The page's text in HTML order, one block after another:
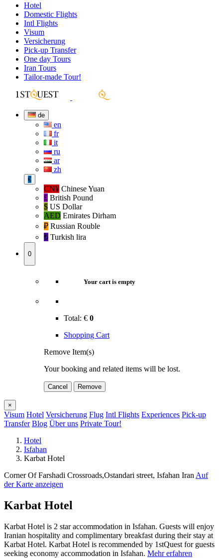
Hotel
Domestic Flights
Intl Flights
Visum
Versicherung
Pick-up Transfer
One day Tours
Iran Tours
Tailor-made Tour!
de
en
fr
it
ru
ar
zh
€
CN¥ Chinese Yuan
£ British Pound
$ US Dollar
AED Emirates Dirham
₽‎ Russian Rouble
₺‎ Turkish lira
0
Your cart is empty
Total: € 0
Shopping Cart
Remove Item(s)
Your booking and related items will be lost.
Cancel Remove
×
Visum Hotel Versicherung Flug Intl Flights Experiences Pick-up
Transfer Blog Über uns Private Tour!
Hotel
Isfahan
Karbat Hotel
Corner Of Farshadi Crossroads,Ostandari street, Isfahan Iran Auf
der Karte anzeigen
Karbat Hotel
Karbat Hotel is 2 star accommodation in Isfahan. Guests will enjoy
Iranian hospitality and complimentary breakfast during their stay at
Karbat Hotel. Karbat Hotel is recommended by 1stQuest for guests
seeking economy accommodation in Isfahan. Mehr erfahren